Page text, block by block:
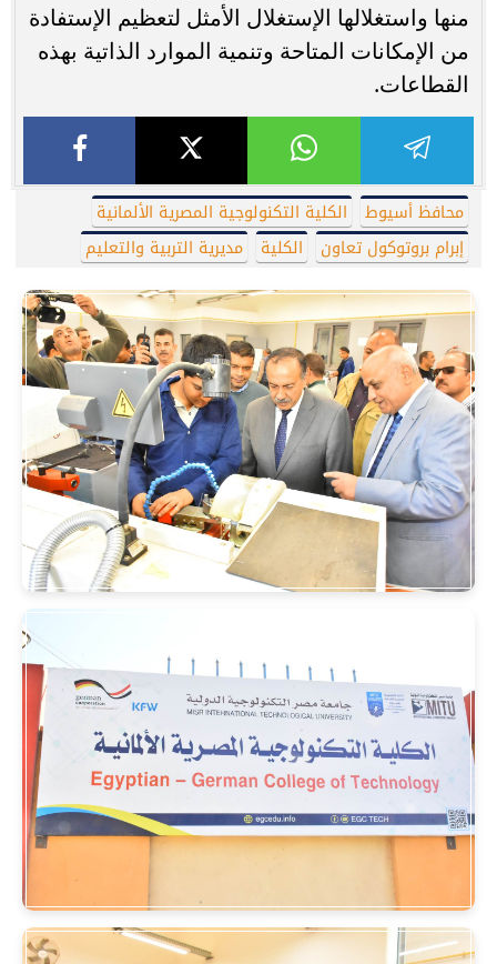
منها واستغلالها الإستغلال الأمثل لتعظيم الإستفادة
من الإمكانات المتاحة وتنمية الموارد الذاتية بهذه
القطاعات.
محافظ أسيوط
الكلية التكنولوجية المصرية الألمانية
إبرام بروتوكول تعاون
الكلية مديرية التربية والتعليم